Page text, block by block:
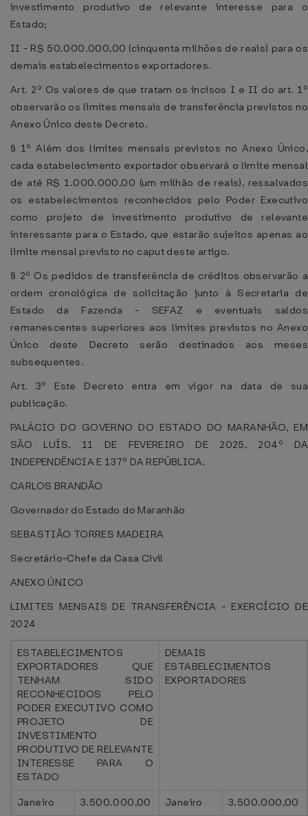
investimento produtivo de relevante interesse para o
Estado;
II - R$ 50.000.000,00 (cinquenta milhões de reais) para os
demais estabelecimentos exportadores.
Art. 2º Os valores de que tratam os incisos I e II do art. 1º
observarão os limites mensais de transferência previstos no
Anexo Único deste Decreto.
§ 1º Além dos limites mensais previstos no Anexo Único,
cada estabelecimento exportador observará o limite mensal
de até R$ 1.000.000,00 (um milhão de reais), ressalvados
os estabelecimentos reconhecidos pelo Poder Executivo
como projeto de investimento produtivo de relevante
interessante para o Estado, que estarão sujeitos apenas ao
limite mensal previsto no caput deste artigo.
§ 2º Os pedidos de transferência de créditos observarão a
ordem cronológica de solicitação junto à Secretaria de
Estado da Fazenda - SEFAZ e eventuais saldos
remanescentes superiores aos limites previstos no Anexo
Único deste Decreto serão destinados aos meses
subsequentes.
Art. 3º Este Decreto entra em vigor na data de sua
publicação.
PALÁCIO DO GOVERNO DO ESTADO DO MARANHÃO, EM
SÃO LUÍS, 11 DE FEVEREIRO DE 2025, 204º DA
INDEPENDÊNCIA E 137º DA REPÚBLICA.
CARLOS BRANDÃO
Governador do Estado do Maranhão
SEBASTIÃO TORRES MADEIRA
Secretário-Chefe da Casa Civil
ANEXO ÚNICO
LIMITES MENSAIS DE TRANSFERÊNCIA - EXERCÍCIO DE
2024
ESTABELECIMENTOS
EXPORTADORES QUE
TENHAM SIDO
RECONHECIDOS PELO
PODER EXECUTIVO COMO
PROJETO DE
INVESTIMENTO
PRODUTIVO DE RELEVANTE
INTERESSE PARA O
ESTADO
DEMAIS
ESTABELECIMENTOS
EXPORTADORES
Janeiro 3.500.000,00 Janeiro
3.500.000,00